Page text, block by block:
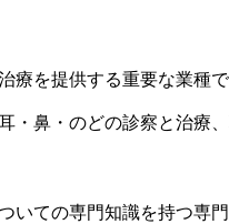
を提供する重要な業種
・鼻・のどの診察と治療
いての専門知識を持つ専